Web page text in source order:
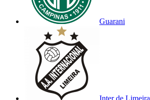
Guarani
Inter de Limeira